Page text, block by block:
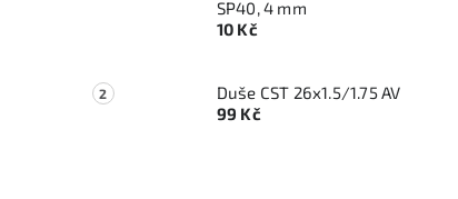
SP40, 4 mm
10 Kč
Duše CST 26x1.5/1.75 AV
99 Kč